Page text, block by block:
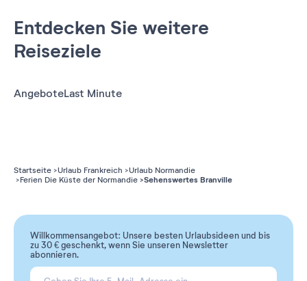
Entdecken Sie weitere
Reiseziele
AngeboteLast Minute
Startseite Urlaub Frankreich
Urlaub Normandie
Ferien Die Küste der Normandie
Sehenswertes Branville
Willkommensangebot: Unsere besten Urlaubsideen und bis
zu 30 € geschenkt, wenn Sie unseren Newsletter
abonnieren.